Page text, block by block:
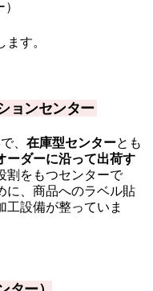
す。
ョンセンター
、 在庫型センターとも
ーダーに沿って出荷す
割をもつセンターで
に、商品へのラベル貼
工設備が整っていま